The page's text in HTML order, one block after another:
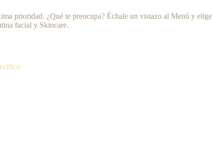
prioridad. ¿Qué te preocupa? Échale un vistazo al Menú y elige
facial y Skincare.